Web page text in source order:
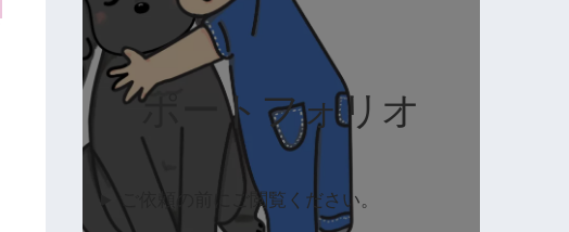
ポートフォリオ
ご依頼の前にご閲覧ください。